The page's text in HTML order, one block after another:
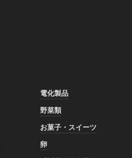
電化製品
野菜類
お菓子・スイーツ
卵